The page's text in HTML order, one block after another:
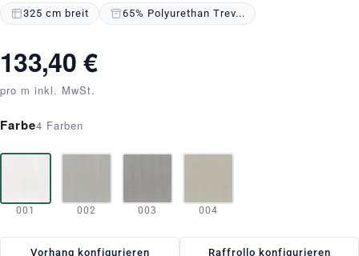
325 cm breit 65% Polyurethan Trev...
133,40 €
pro m inkl. MwSt.
Farbe4 Farben
001 002 003 004
Vorhang konfigurieren Raffrollo konfigurieren